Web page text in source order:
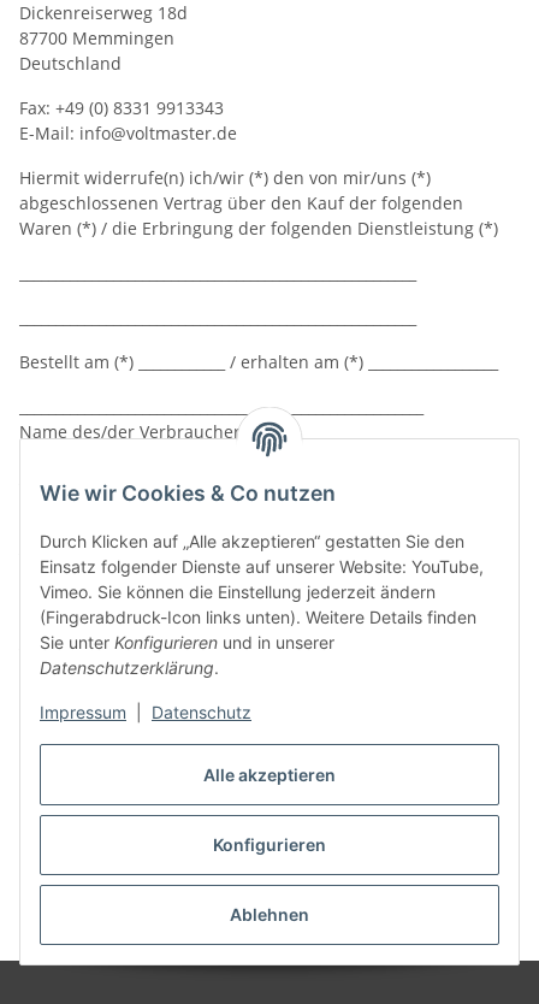
Alle akzeptieren
Konfigurieren
Ablehnen
Wie wir Cookies & Co nutzen
Durch Klicken auf „Alle akzeptieren“ gestatten Sie den
Einsatz folgender Dienste auf unserer Website: YouTube,
Vimeo. Sie können die Einstellung jederzeit ändern
(Fingerabdruck-Icon links unten). Weitere Details finden
Sie unter Konfigurieren und in unserer
Datenschutzerklärung.
Impressum Datenschutz
Dickenreiserweg 18d
87700 Memmingen
Deutschland
Fax: +49 (0) 8331 9913343
E-Mail: info@voltmaster.de
Hiermit widerrufe(n) ich/wir (*) den von mir/uns (*)
abgeschlossenen Vertrag über den Kauf der folgenden
Waren (*) / die Erbringung der folgenden Dienstleistung (*)
Bestellt am (*) ____________ / erhalten am (*) __________________
________________________________________________________
Name des/der Verbraucher(s)
Anschrift des/der Verbraucher(s)
________________________________________________________
Unterschrift des/der Verbraucher(s) (nur bei Mitteilung auf
Papier)
_________________________
Datum
(*) Unzutreffendes streichen
Stand: 07.08.2026, 05:39:38